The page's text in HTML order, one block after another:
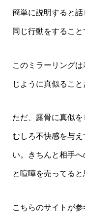
簡単に説明すると
同じ行動をすること
このミラーリング
じように真似るこ
ただ、露骨に真似を
むしろ不快感を与
い。きちんと相手
と喧嘩を売ってる
こちらのサイトが